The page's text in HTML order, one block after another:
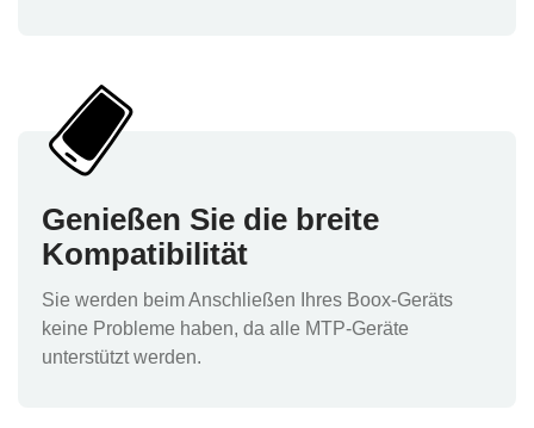
Genießen Sie die breite
Kompatibilität
Sie werden beim Anschließen Ihres Boox-Geräts
keine Probleme haben, da alle MTP-Geräte
unterstützt werden.